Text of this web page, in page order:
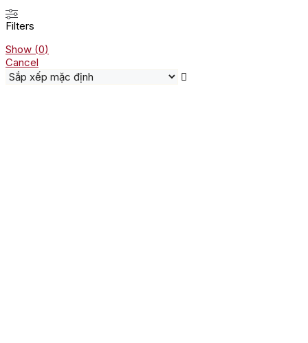
Filters
Show (0)
Cancel